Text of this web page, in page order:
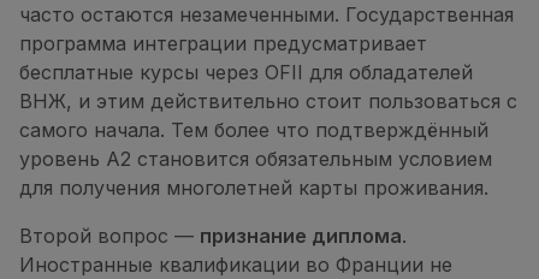
часто остаются незамеченными. Государственная
программа интеграции предусматривает
бесплатные курсы через OFII для обладателей
ВНЖ, и этим действительно стоит пользоваться с
самого начала. Тем более что подтверждённый
уровень A2 становится обязательным условием
для получения многолетней карты проживания.
Второй вопрос — признание диплома.
Иностранные квалификации во Франции не